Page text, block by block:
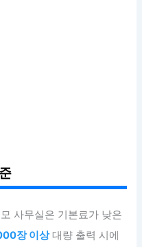
사무실은 기본료가 낮은
장 이상대량 출력 시에